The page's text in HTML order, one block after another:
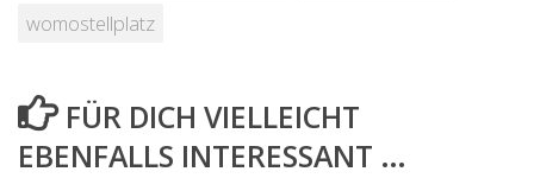
womostellplatz
FÜR DICH VIELLEICHT
EBENFALLS INTERESSANT …